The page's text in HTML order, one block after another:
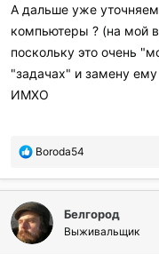
А дальше уже
компьютеры ? (на мой
поскольку это очень
"задачах" и замену ему
ИМХО
П
б
а
г
о
Boroda54
Белгород
Выживальщик